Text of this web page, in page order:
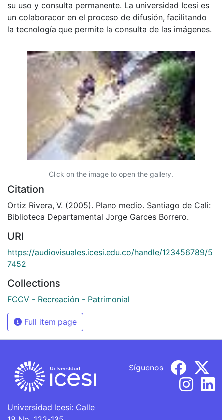
su uso y consulta permanente. La universidad Icesi es
un colaborador en el proceso de difusión, facilitando
la tecnología que permite la consulta de las imágenes.
Click on the image to open the gallery.
Citation
Ortiz Rivera, V. (2005). Plano medio. Santiago de Cali:
Biblioteca Departamental Jorge Garces Borrero.
URI
https://audiovisuales.icesi.edu.co/handle/123456789/5
7452
Collections
FCCV - Recreación - Patrimonial
Full item page
Universidad Icesi: Calle
Síguenos